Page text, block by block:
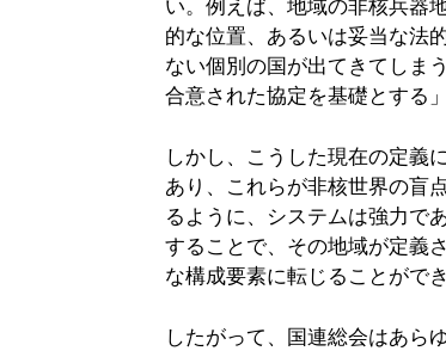
い。例えば、地域の非核兵器
的な位置、あるいは妥当な法
ない個別の国が出てきてしま
合意された協定を基礎とする
しかし、こうした現在の定義
あり、これらが非核世界の盲
るように、システムは強力で
することで、その地域が定義
な構成要素に転じることがで
したがって、国連総会はあら